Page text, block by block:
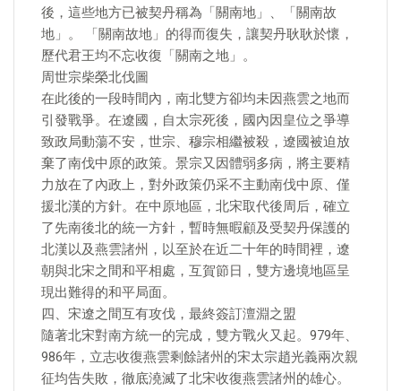
後，這些地方已被契丹稱為「關南地」、「關南故
地」。 「關南故地」的得而復失，讓契丹耿耿於懷，
歷代君王均不忘收復「關南之地」。
周世宗柴榮北伐圖
在此後的一段時間內，南北雙方卻均未因燕雲之地而
引發戰爭。在遼國，自太宗死後，國內因皇位之爭導
致政局動蕩不安，世宗、穆宗相繼被殺，遼國被迫放
棄了南伐中原的政策。景宗又因體弱多病，將主要精
力放在了內政上，對外政策仍采不主動南伐中原、僅
援北漢的方針。在中原地區，北宋取代後周后，確立
了先南後北的統一方針，暫時無暇顧及受契丹保護的
北漢以及燕雲諸州，以至於在近二十年的時間裡，遼
朝與北宋之間和平相處，互賀節日，雙方邊境地區呈
現出難得的和平局面。
四、宋遼之間互有攻伐，最終簽訂澶淵之盟
隨著北宋對南方統一的完成，雙方戰火又起。979年、
986年，立志收復燕雲剩餘諸州的宋太宗趙光義兩次親
征均告失敗，徹底澆滅了北宋收復燕雲諸州的雄心。